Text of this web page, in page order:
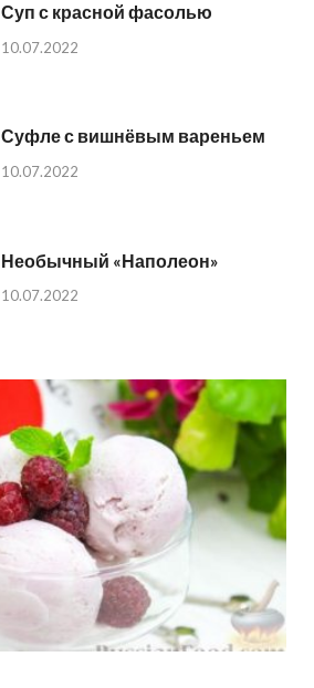
Суп с красной фасолью
10.07.2022
Суфле с вишнёвым вареньем
10.07.2022
Необычный «Наполеон»
10.07.2022